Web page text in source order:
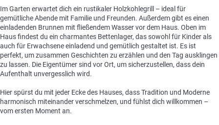
Im Garten erwartet dich ein rustikaler Holzkohlegrill – ideal für
gemütliche Abende mit Familie und Freunden. Außerdem gibt es einen
einladenden Brunnen mit fließendem Wasser vor dem Haus. Oben im
Haus findest du ein charmantes Bettenlager, das sowohl für Kinder als
auch für Erwachsene einladend und gemütlich gestaltet ist. Es ist
perfekt, um zusammen Geschichten zu erzählen und den Tag ausklingen
zu lassen. Die Eigentümer sind vor Ort, um sicherzustellen, dass dein
Aufenthalt unvergesslich wird.
Hier spürst du mit jeder Ecke des Hauses, dass Tradition und Moderne
harmonisch miteinander verschmelzen, und fühlst dich willkommen –
vom ersten Moment an.